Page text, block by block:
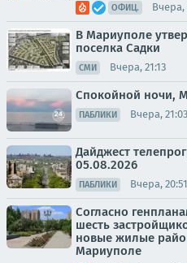
ОФИЦ. Вчера,
В Мариуполе
поселка Садки
СМИ Вчера, 21:13
Спокойной ночи,
ПАБЛИКИ Вчера, 21:03
Дайджест
05.08.2026
ПАБЛИКИ Вчера, 20:51
Согласно
шесть
новые жилые
Мариуполе